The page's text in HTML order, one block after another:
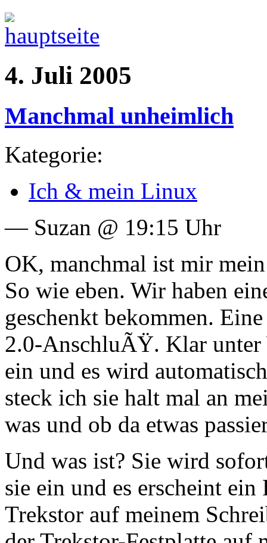
4. Juli 2005
Manchmal unheimlich
Kategorie:
Ich & mein Linux
— Suzan @ 19:15 Uhr
OK, manchmal ist mir
So wie eben. Wir haben
geschenkt bekommen.
2.0-AnschluÃŸ. Klar unter
ein und es wird
steck ich sie halt mal an
was und ob da etwas
Und was ist? Sie wird
sie ein und es erscheint
Trekstor auf meinem